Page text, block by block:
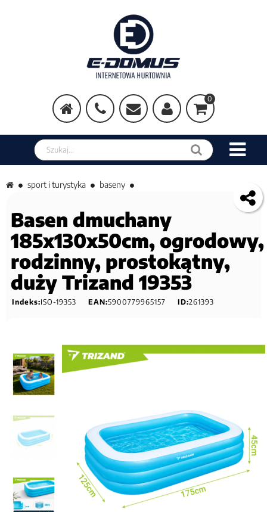
0
Szukaj w sklepie
sport i turystyka baseny
Basen dmuchany
185x130x50cm, ogrodowy,
rodzinny, prostokątny,
duży Trizand 19353
Indeks:ISO-19353 EAN:5900779965157 ID:261393